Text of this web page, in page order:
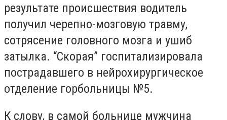
результате происшествия водитель
получил черепно-мозговую травму,
сотрясение головного мозга и ушиб
затылка. “Скорая” госпитализировала
пострадавшего в нейрохирургическое
отделение горбольницы №5.
К слову, в самой больнице мужчина